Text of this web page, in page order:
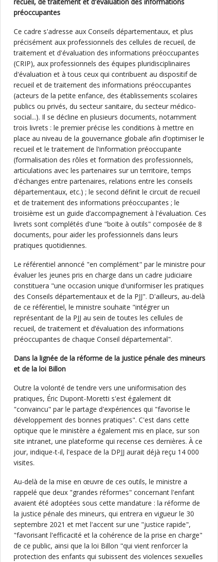
préoccupantes
Ce cadre s'adresse aux Conseils départementaux, et plus
précisément aux professionnels des cellules de recueil, de
traitement et d'évaluation des informations préoccupantes
(CRIP), aux professionnels des équipes pluridisciplinaires
d'évaluation et à tous ceux qui contribuent au dispositif de
recueil et de traitement des informations préoccupantes
(acteurs de la petite enfance, des établissements scolaires
publics ou privés, du secteur sanitaire, du secteur médico-
social...). Il se décline en plusieurs documents, notamment
trois livrets : le premier précise les conditions à mettre en
place au niveau de la gouvernance globale afin d’optimiser le
recueil et le traitement de l'information préoccupante
(formalisation des rôles et formation des professionnels,
articulations avec les partenaires sur un territoire, temps
d'échanges entre partenaires, relations entre les conseils
départementaux, etc.) ; le second définit le circuit de recueil
et de traitement des informations préoccupantes ; le
troisième est un guide d’accompagnement à l'évaluation. Ces
livrets sont complétés d'une "boite à outils" composée de 8
documents, pour aider les professionnels dans leurs
pratiques quotidiennes.
Le référentiel annoncé "en complément" par le ministre pour
évaluer les jeunes pris en charge dans un cadre judiciaire
constituera "une occasion unique d'uniformiser les pratiques
des Conseils départementaux et de la PJJ". D'ailleurs, au-delà
de ce référentiel, le ministre souhaite "intégrer un
représentant de la PJJ au sein de toutes les cellules de
recueil, de traitement et d’évaluation des informations
préoccupantes de chaque Conseil départemental".
Dans la lignée de la réforme de la justice pénale des mineurs
et de la loi Billon
Outre la volonté de tendre vers une uniformisation des
pratiques, Éric Dupont-Moretti s'est également dit
"convaincu" par le partage d'expériences qui "favorise le
développement des bonnes pratiques". C'est dans cette
optique que le ministère a également mis en place, sur son
site intranet, une plateforme qui recense ces dernières. À ce
jour, indique-t-il, l'espace de la DPJJ aurait déjà reçu 14 000
visites.
Au-delà de la mise en œuvre de ces outils, le ministre a
rappelé que deux "grandes réformes" concernant l'enfant
avaient été adoptées sous cette mandature : la réforme de
la justice pénale des mineurs, qui entrera en vigueur le 30
septembre 2021 et met l'accent sur une "justice rapide",
"favorisant l'efficacité et la cohérence de la prise en charge"
de ce public, ainsi que la loi Billon "qui vient renforcer la
protection des enfants qui subissent des violences sexuelles